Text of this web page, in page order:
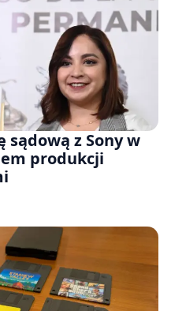
sądową z Sony w
produkcji